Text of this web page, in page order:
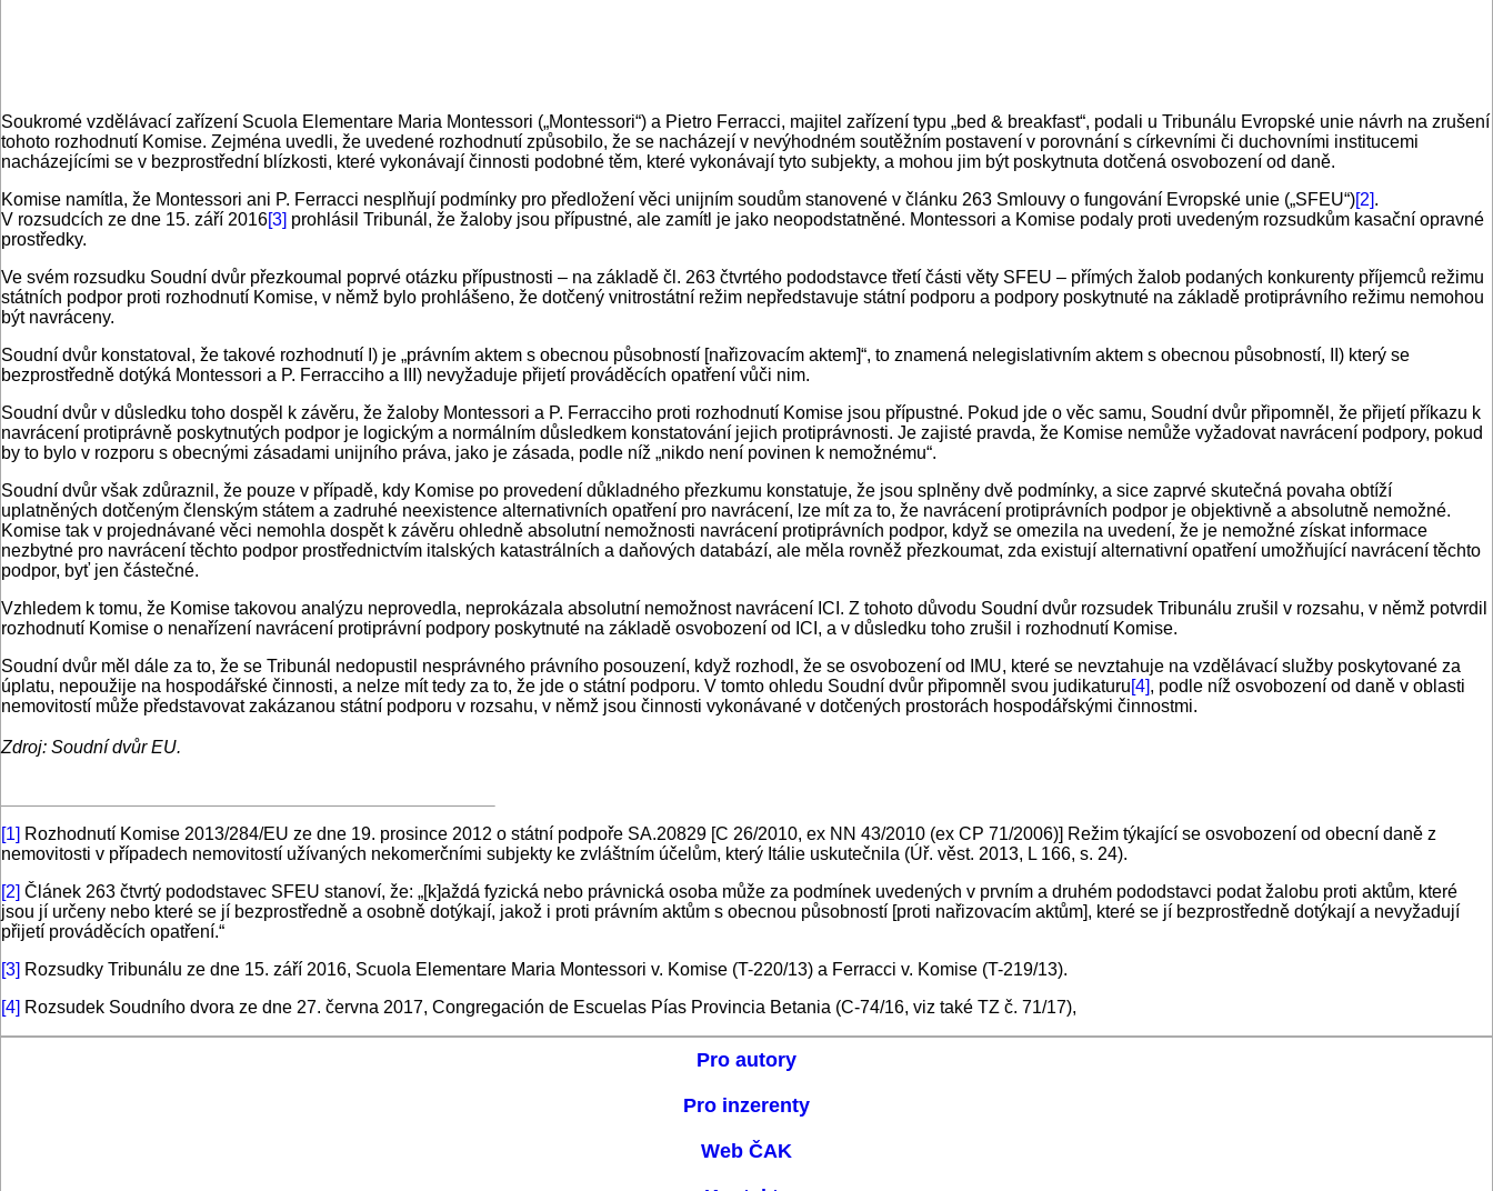
Soukromé vzdělávací zařízení Scuola Elementare Maria Montessori („Montessori“) a Pietro Ferracci, majitel zařízení typu „bed & breakfast“, podali u Tribunálu Evropské unie návrh na zrušení
tohoto rozhodnutí Komise. Zejména uvedli, že uvedené rozhodnutí způsobilo, že se nacházejí v nevýhodném soutěžním postavení v porovnání s církevními či duchovními institucemi
nacházejícími se v bezprostřední blízkosti, které vykonávají činnosti podobné těm, které vykonávají tyto subjekty, a mohou jim být poskytnuta dotčená osvobození od daně.
Komise namítla, že Montessori ani P. Ferracci nesplňují podmínky pro předložení věci unijním soudům stanovené v článku 263 Smlouvy o fungování Evropské unie („SFEU“)[2].
V rozsudcích ze dne 15. září 2016[3] prohlásil Tribunál, že žaloby jsou přípustné, ale zamítl je jako neopodstatněné. Montessori a Komise podaly proti uvedeným rozsudkům kasační opravné
prostředky.
Ve svém rozsudku Soudní dvůr přezkoumal poprvé otázku přípustnosti – na základě čl. 263 čtvrtého pododstavce třetí části věty SFEU – přímých žalob podaných konkurenty příjemců režimu
státních podpor proti rozhodnutí Komise, v němž bylo prohlášeno, že dotčený vnitrostátní režim nepředstavuje státní podporu a podpory poskytnuté na základě protiprávního režimu nemohou
být navráceny.
Soudní dvůr konstatoval, že takové rozhodnutí I) je „právním aktem s obecnou působností [nařizovacím aktem]“, to znamená nelegislativním aktem s obecnou působností, II) který se
bezprostředně dotýká Montessori a P. Ferracciho a III) nevyžaduje přijetí prováděcích opatření vůči nim.
Soudní dvůr v důsledku toho dospěl k závěru, že žaloby Montessori a P. Ferracciho proti rozhodnutí Komise jsou přípustné. Pokud jde o věc samu, Soudní dvůr připomněl, že přijetí příkazu k
navrácení protiprávně poskytnutých podpor je logickým a normálním důsledkem konstatování jejich protiprávnosti. Je zajisté pravda, že Komise nemůže vyžadovat navrácení podpory, pokud
by to bylo v rozporu s obecnými zásadami unijního práva, jako je zásada, podle níž „nikdo není povinen k nemožnému“.
Soudní dvůr však zdůraznil, že pouze v případě, kdy Komise po provedení důkladného přezkumu konstatuje, že jsou splněny dvě podmínky, a sice zaprvé skutečná povaha obtíží
uplatněných dotčeným členským státem a zadruhé neexistence alternativních opatření pro navrácení, lze mít za to, že navrácení protiprávních podpor je objektivně a absolutně nemožné.
Komise tak v projednávané věci nemohla dospět k závěru ohledně absolutní nemožnosti navrácení protiprávních podpor, když se omezila na uvedení, že je nemožné získat informace
nezbytné pro navrácení těchto podpor prostřednictvím italských katastrálních a daňových databází, ale měla rovněž přezkoumat, zda existují alternativní opatření umožňující navrácení těchto
podpor, byť jen částečné.
Vzhledem k tomu, že Komise takovou analýzu neprovedla, neprokázala absolutní nemožnost navrácení ICI. Z tohoto důvodu Soudní dvůr rozsudek Tribunálu zrušil v rozsahu, v němž potvrdil
rozhodnutí Komise o nenařízení navrácení protiprávní podpory poskytnuté na základě osvobození od ICI, a v důsledku toho zrušil i rozhodnutí Komise.
Soudní dvůr měl dále za to, že se Tribunál nedopustil nesprávného právního posouzení, když rozhodl, že se osvobození od IMU, které se nevztahuje na vzdělávací služby poskytované za
úplatu, nepoužije na hospodářské činnosti, a nelze mít tedy za to, že jde o státní podporu. V tomto ohledu Soudní dvůr připomněl svou judikaturu[4], podle níž osvobození od daně v oblasti
nemovitostí může představovat zakázanou státní podporu v rozsahu, v němž jsou činnosti vykonávané v dotčených prostorách hospodářskými činnostmi.
Zdroj: Soudní dvůr EU.
[1] Rozhodnutí Komise 2013/284/EU ze dne 19. prosince 2012 o státní podpoře SA.20829 [C 26/2010, ex NN 43/2010 (ex CP 71/2006)] Režim týkající se osvobození od obecní daně z
nemovitosti v případech nemovitostí užívaných nekomerčními subjekty ke zvláštním účelům, který Itálie uskutečnila (Úř. věst. 2013, L 166, s. 24).
[2] Článek 263 čtvrtý pododstavec SFEU stanoví, že: „[k]aždá fyzická nebo právnická osoba může za podmínek uvedených v prvním a druhém pododstavci podat žalobu proti aktům, které
jsou jí určeny nebo které se jí bezprostředně a osobně dotýkají, jakož i proti právním aktům s obecnou působností [proti nařizovacím aktům], které se jí bezprostředně dotýkají a nevyžadují
přijetí prováděcích opatření.“
[3] Rozsudky Tribunálu ze dne 15. září 2016, Scuola Elementare Maria Montessori v. Komise (T-220/13) a Ferracci v. Komise (T-219/13).
[4] Rozsudek Soudního dvora ze dne 27. června 2017, Congregación de Escuelas Pías Provincia Betania (C-74/16, viz také TZ č. 71/17),
Pro autory
Pro inzerenty
Web ČAK